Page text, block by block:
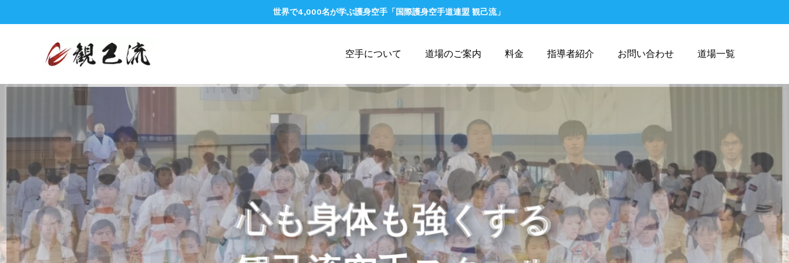
世界で4,000名が学ぶ護身空手「国際護身空手道連盟 観己流」
空手について 道場のご案内 料金 指導者紹介 お問い合わせ 道場一覧
心も身体も強くする